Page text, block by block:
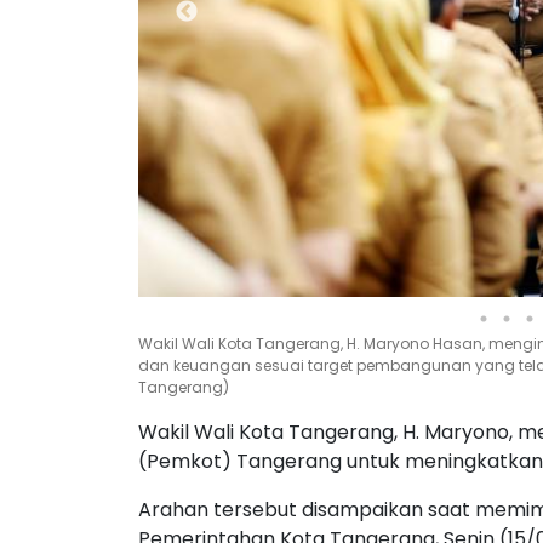
Wakil Wali Kota Tangerang, H. Maryono Hasan,
dan keuangan sesuai target pembangunan yang
Tangerang)
Wakil Wali Kota Tangerang, H. Maryono,
(Pemkot) Tangerang untuk
Arahan tersebut disampaikan saat